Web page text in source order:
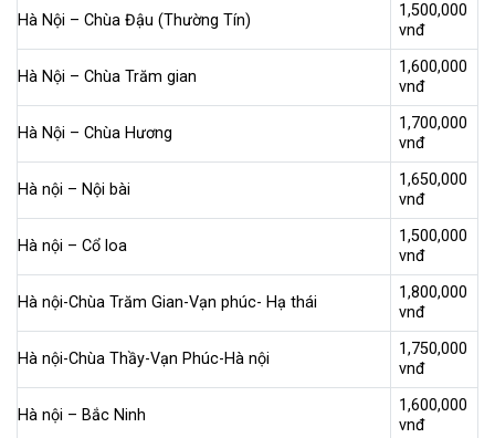
Hà Nội – Chùa Đậu (Thường Tín)
1,500,000
vnđ
Hà Nội – Chùa Trăm gian
1,600,000
vnđ
Hà Nội – Chùa Hương
1,700,000
vnđ
Hà nội – Nội bài
1,650,000
vnđ
Hà nội – Cổ loa
1,500,000
vnđ
Hà nội-Chùa Trăm Gian-Vạn phúc- Hạ thái
1,800,000
vnđ
Hà nội-Chùa Thầy-Vạn Phúc-Hà nội
1,750,000
vnđ
Hà nội – Bắc Ninh
1,600,000
vnđ